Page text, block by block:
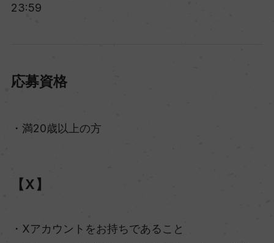
23:59
応募資格
・満20歳以上の方
【X】
・Xアカウントをお持ちであること